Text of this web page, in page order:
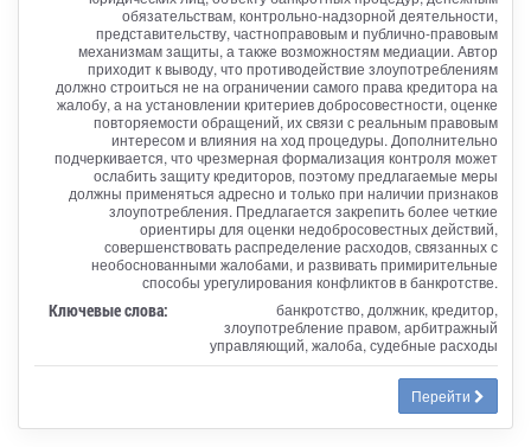
обязательствам, контрольно-надзорной деятельности,
представительству, частноправовым и публично-правовым
механизмам защиты, а также возможностям медиации. Автор
приходит к выводу, что противодействие злоупотреблениям
должно строиться не на ограничении самого права кредитора на
жалобу, а на установлении критериев добросовестности, оценке
повторяемости обращений, их связи с реальным правовым
интересом и влияния на ход процедуры. Дополнительно
подчеркивается, что чрезмерная формализация контроля может
ослабить защиту кредиторов, поэтому предлагаемые меры
должны применяться адресно и только при наличии признаков
злоупотребления. Предлагается закрепить более четкие
ориентиры для оценки недобросовестных действий,
совершенствовать распределение расходов, связанных с
необоснованными жалобами, и развивать примирительные
способы урегулирования конфликтов в банкротстве.
Ключевые слова:
банкротство, должник, кредитор,
злоупотребление правом, арбитражный
управляющий, жалоба, судебные расходы
Перейти